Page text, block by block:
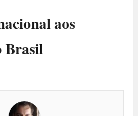
aos
Brasil